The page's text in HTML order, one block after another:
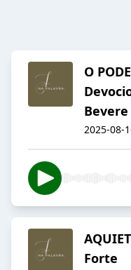
O
Bevere
2025-08-
Forte